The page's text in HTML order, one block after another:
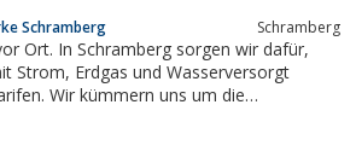
Freibad in Tennenbronn.
Schramberg Schram­berg
Ort. In Schramberg sorgen wir dafür,
Wasserversorgt
Wir kümmern uns um die
Freibad in Tennenbronn.